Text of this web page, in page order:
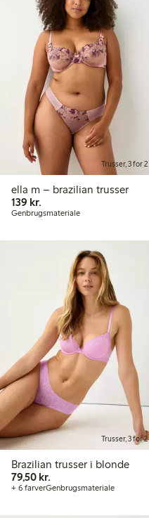
Trusser, 3 for 2
ella m – brazilian trusser
139 kr.
Genbrugsmateriale
Trusser, 3 for 2
Brazilian trusser i blonde
79,50 kr.
+ 6 farverGenbrugsmateriale